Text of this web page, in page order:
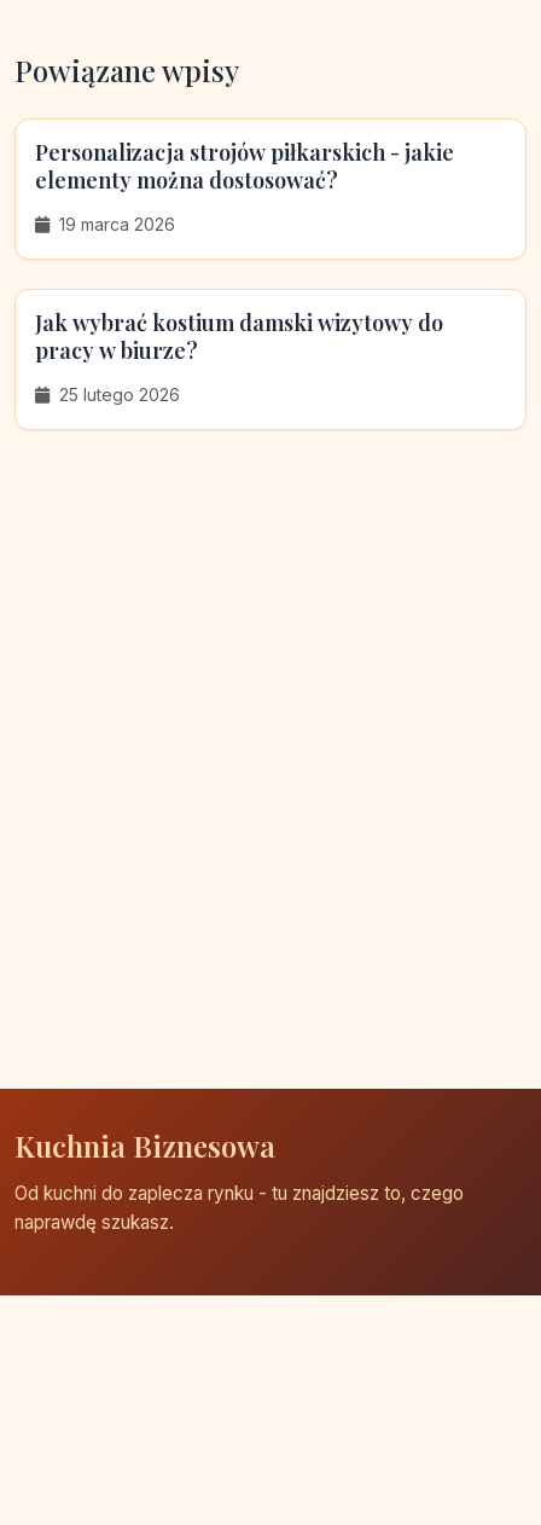
Powiązane wpisy
Personalizacja strojów piłkarskich - jakie
elementy można dostosować?
19 marca 2026
Jak wybrać kostium damski wizytowy do
pracy w biurze?
25 lutego 2026
Kuchnia Biznesowa
Od kuchni do zaplecza rynku - tu znajdziesz to, czego
naprawdę szukasz.